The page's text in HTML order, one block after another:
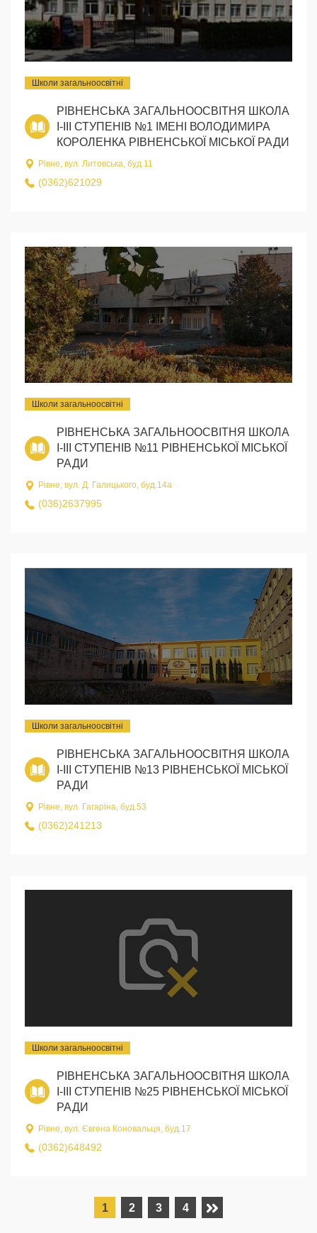
Школи загальноосвітні
РІВНЕНСЬКА ЗАГАЛЬНООСВІТНЯ ШКОЛА
I-III СТУПЕНІВ №1 ІМЕНІ ВОЛОДИМИРА
КОРОЛЕНКА РІВНЕНСЬКОЇ МІСЬКОЇ РАДИ
Рівне, вул. Литовська, буд.11
(0362)621029
Школи загальноосвітні
РІВНЕНСЬКА ЗАГАЛЬНООСВІТНЯ ШКОЛА
I-III СТУПЕНІВ №11 РІВНЕНСЬКОЇ МІСЬКОЇ
РАДИ
Рівне, вул. Д. Галицького, буд.14а
(036)2637995
Школи загальноосвітні
РІВНЕНСЬКА ЗАГАЛЬНООСВІТНЯ ШКОЛА
I-III СТУПЕНІВ №13 РІВНЕНСЬКОЇ МІСЬКОЇ
РАДИ
Рівне, вул. Гагаріна, буд.53
(0362)241213
Школи загальноосвітні
РІВНЕНСЬКА ЗАГАЛЬНООСВІТНЯ ШКОЛА
I-III СТУПЕНІВ №25 РІВНЕНСЬКОЇ МІСЬКОЇ
РАДИ
Рівне, вул. Євгена Коновальця, буд.17
(0362)648492
1 2 3 4